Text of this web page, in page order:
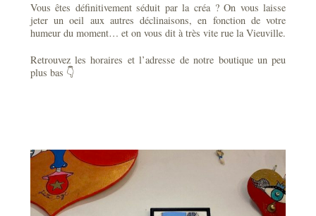
Vous êtes définitivement séduit par la créa ? On vous laisse
jeter un oeil aux autres déclinaisons, en fonction de votre
humeur du moment… et on vous dit à très vite rue la Vieuville.
Retrouvez les horaires et l’adresse de notre boutique un peu
plus bas 👇